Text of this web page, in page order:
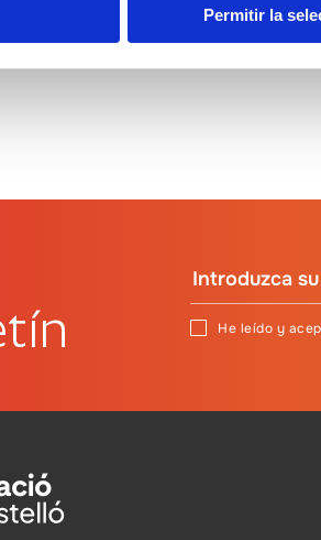
Permitir la
He leído y